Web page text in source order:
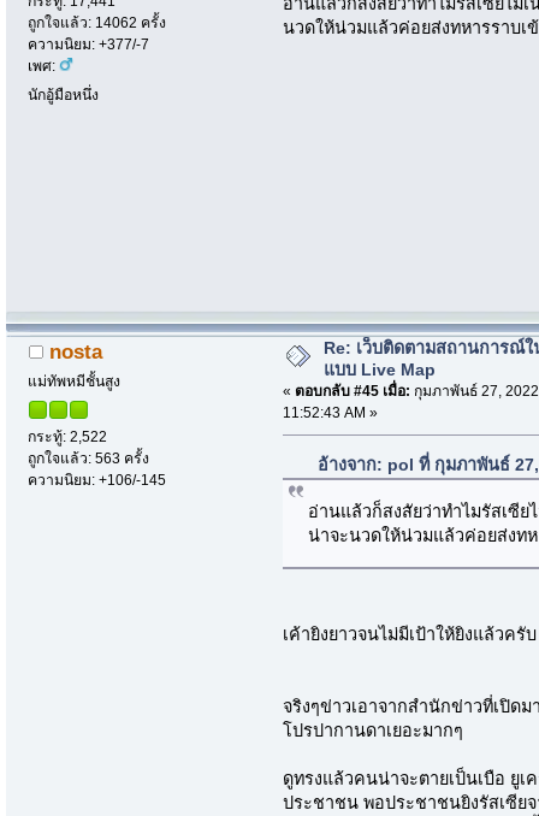
ถูกใจแล้ว: 14062 ครั้ง
ความนิยม: +377/-7
เพศ:
นักอู้มือหนึ่ง
นวดให้น่วมแล้วค่อยส่งทหารราบเ
nosta
แม่ทัพหมีชั้นสูง
กระทู้: 2,522
ถูกใจแล้ว: 563 ครั้ง
ความนิยม: +106/-145
Re: เว็บติดตามสถานการณ์ใ
แบบ Live Map
« ตอบกลับ #45 เมื่อ: กุมภาพันธ์ 27,
11:52:43 AM »
อ้างจาก: pol ที่ กุมภาพันธ์
อ่านแล้วก็สงสัยว่าทำไมรัสเซีย
น่าจะนวดให้น่วมแล้วค่อยส่งท
เค้ายิงยาวจนไม่มีเป้าให้ยิงแล้วครับ
จริงๆข่าวเอาจากสำนักข่าวที่เปิด
โปรปากานดาเยอะมากๆ
ดูทรงแล้วคนน่าจะตายเป็นเบือ ยู
ประชาชน พอประชาชนยิงรัสเซีย